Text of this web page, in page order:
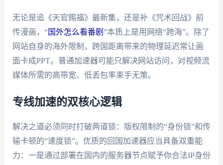
无论是追《天官赐福》最新集，还是补《咒术回战》前
传漫画，“国外怎么看番剧 ”本质上是用网络“跨海”。除了
网站自身的海外限制，跨国距离带来的物理延迟常让画
面卡成PPT。普通加速器可能只解决网站访问，对视频流
媒体所需的高带宽、低丢包率束手无策。
专线加速的双核心逻辑
解决之道必须同时打破两道锁：版权限制的“身份锁”和传
输卡顿的“速度锁”。优质的回国加速器应当具备双重能
力：一是通过部署在国内的服务器节点赋予你合法IP身份